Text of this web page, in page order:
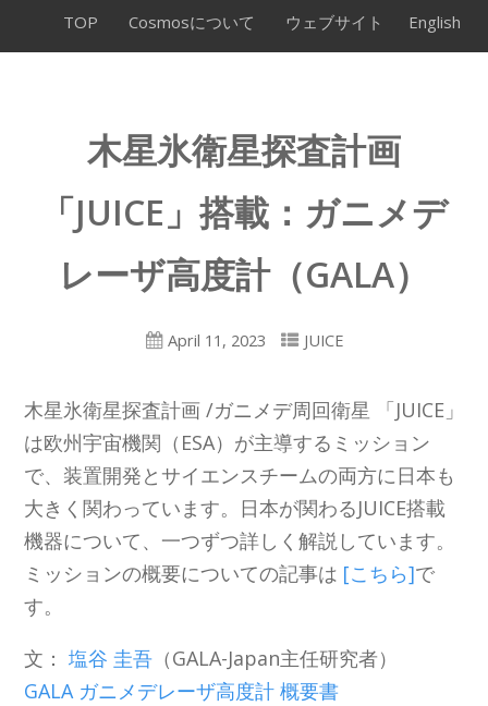
TOP Cosmosについて ウェブサイト English
木星氷衛星探査計画
「JUICE」搭載：ガニメデ
レーザ高度計（GALA）
April 11, 2023 JUICE
木星氷衛星探査計画 /ガニメデ周回衛星 「JUICE」
は欧州宇宙機関（ESA）が主導するミッション
で、装置開発とサイエンスチームの両方に日本も
大きく関わっています。日本が関わるJUICE搭載
機器について、一つずつ詳しく解説しています。
ミッションの概要についての記事は [こちら]で
す。
文： 塩谷 圭吾（GALA-Japan主任研究者）
GALA ガニメデレーザ高度計 概要書